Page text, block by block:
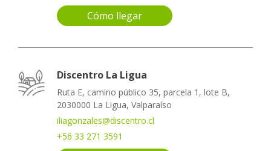
Cómo llegar
Discentro La Ligua
Ruta E, camino público 35, parcela 1, lote B,
2030000 La Ligua, Valparaíso
iliagonzales@discentro.cl
+56 33 271 3591